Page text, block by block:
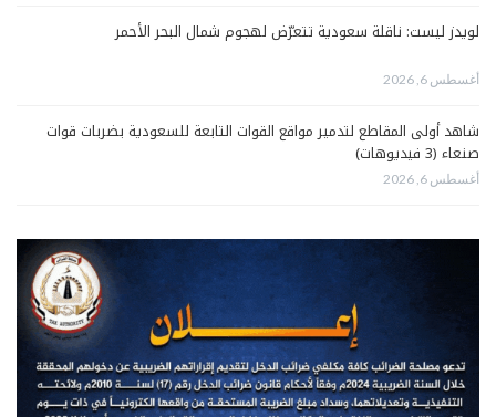
لويدز ليست: ناقلة سعودية تتعرّض لهجوم شمال البحر الأحمر
أغسطس 6, 2026
شاهد أولى المقاطع لتدمير مواقع القوات التابعة للسعودية بضربات قوات
صنعاء (3 فيديوهات)
أغسطس 6, 2026